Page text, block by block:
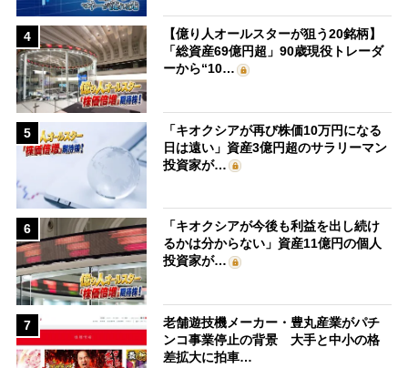
4
【億り人オールスターが狙う20銘柄】
「総資産69億円超」90歳現役トレーダ
ーから“10…
5
「キオクシアが再び株価10万円になる
日は遠い」資産3億円超のサラリーマン
投資家が…
6
「キオクシアが今後も利益を出し続け
るかは分からない」資産11億円の個人
投資家が…
7
老舗遊技機メーカー・豊丸産業がパチ
ンコ事業停止の背景 大手と中小の格
差拡大に拍車…